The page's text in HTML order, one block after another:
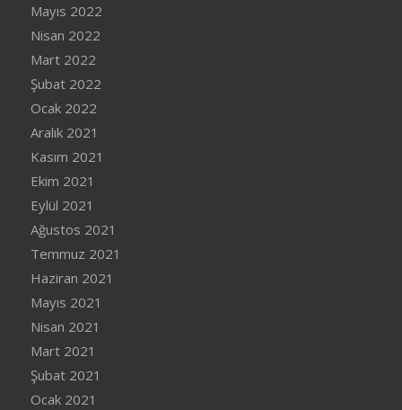
Mayıs 2022
Nisan 2022
Mart 2022
Şubat 2022
Ocak 2022
Aralık 2021
Kasım 2021
Ekim 2021
Eylül 2021
Ağustos 2021
Temmuz 2021
Haziran 2021
Mayıs 2021
Nisan 2021
Mart 2021
Şubat 2021
Ocak 2021